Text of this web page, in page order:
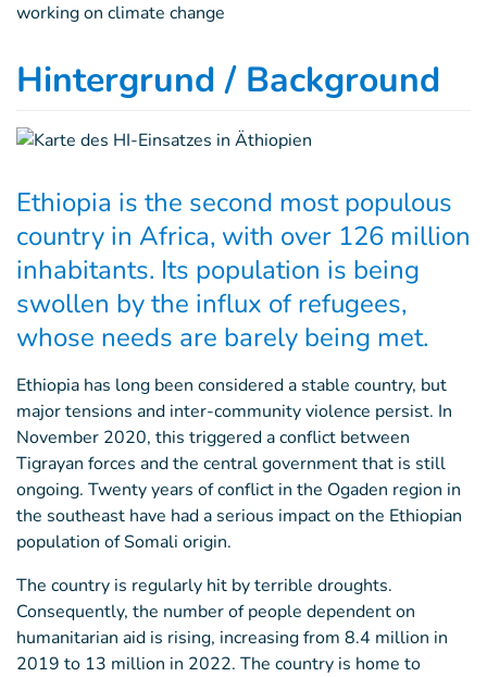
working on climate change
Hintergrund / Background
Ethiopia is the second most populous
country in Africa, with over 126 million
inhabitants. Its population is being
swollen by the influx of refugees,
whose needs are barely being met.
Ethiopia has long been considered a stable country, but
major tensions and inter-community violence persist. In
November 2020, this triggered a conflict between
Tigrayan forces and the central government that is still
ongoing. Twenty years of conflict in the Ogaden region in
the southeast have had a serious impact on the Ethiopian
population of Somali origin.
The country is regularly hit by terrible droughts.
Consequently, the number of people dependent on
humanitarian aid is rising, increasing from 8.4 million in
2019 to 13 million in 2022. The country is home to